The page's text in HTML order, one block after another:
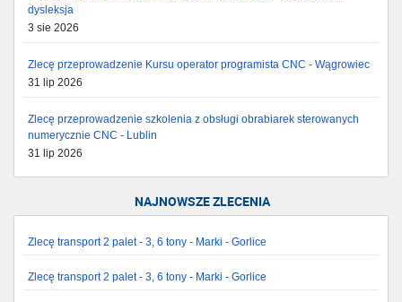
dysleksja
3 sie 2026
Zlecę przeprowadzenie Kursu operator programista CNC - Wągrowiec
31 lip 2026
Zlecę przeprowadzenie szkolenia z obsługi obrabiarek sterowanych
numerycznie CNC - Lublin
31 lip 2026
NAJNOWSZE ZLECENIA
Zlecę transport 2 palet - 3, 6 tony - Marki - Gorlice
Zlecę transport 2 palet - 3, 6 tony - Marki - Gorlice